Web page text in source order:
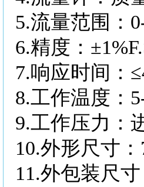
5.流量范围：
6.精度：
7.响应时间：
8.工作温度：
9.工作压力：
10.外形尺寸：
11.外包装尺寸